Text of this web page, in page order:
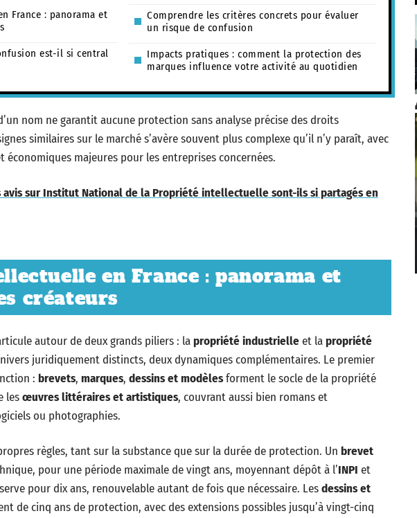
France : panorama et
est-il si central
Comprendre les critères concrets pour évaluer
un risque de confusion
Impacts pratiques : comment la protection des
marques influence votre activité au quotidien
nom ne garantit aucune protection sans analyse précise des droits
similaires sur le marché s’avère souvent plus complexe qu’il n’y paraît, avec
économiques majeures pour les entreprises concernées.
avis sur Institut National de la Propriété intellectuelle sont-ils si partagés en
en France : panorama et
créateurs
autour de deux grands piliers : lapropriété industrielleet lapropriété
juridiquement distincts, deux dynamiques complémentaires. Le premier
: brevets, marques, dessins et modèlesforment le socle de la propriété
lesœuvres littéraires et artistiques, couvrant aussi bien romans et
ou photographies.
règles, tant sur la substance que sur la durée de protection. Un brevet
pour une période maximale de vingt ans, moyennant dépôt à l’INPI et
pour dix ans, renouvelable autant de fois que nécessaire. Lesdessins et
de cinq ans de protection, avec des extensions possibles jusqu’à vingt-cinq